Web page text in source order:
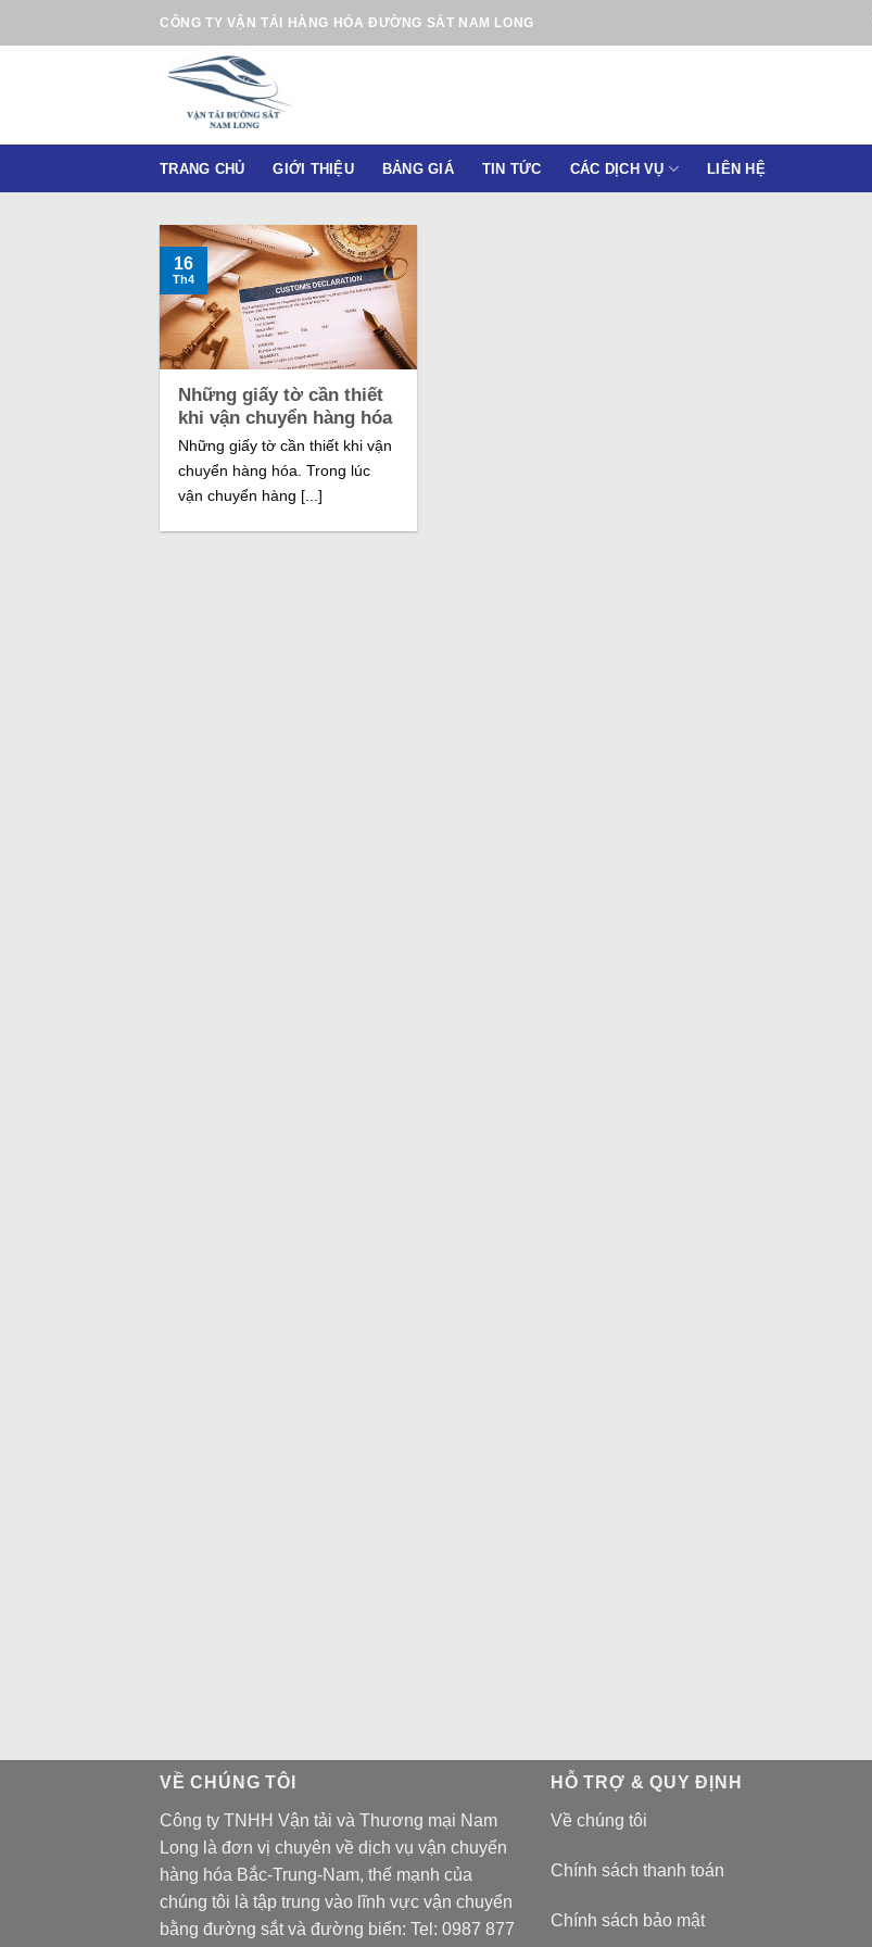
n
CÔNG TY VẬN TẢI HÀNG HÓA ĐƯỜNG SẮT NAM LONG
TRANG CHỦ GIỚI THIỆU BẢNG GIÁ TIN TỨC CÁC DỊCH VỤ LIÊN HỆ
Những giấy tờ cần thiết
khi vận chuyển hàng hóa
Những giấy tờ cần thiết khi vận
chuyển hàng hóa. Trong lúc
vận chuyển hàng [...]
16
Th4
VỀ CHÚNG TÔI
Công ty TNHH Vận tải và Thương mại Nam
Long là đơn vị chuyên về dịch vụ vận chuyển
hàng hóa Bắc-Trung-Nam, thế mạnh của
chúng tôi là tập trung vào lĩnh vực vận chuyển
bằng đường sắt và đường biển: Tel: 0987 877
HỖ TRỢ & QUY ĐỊNH
Về chúng tôi
Chính sách thanh toán
Chính sách bảo mật